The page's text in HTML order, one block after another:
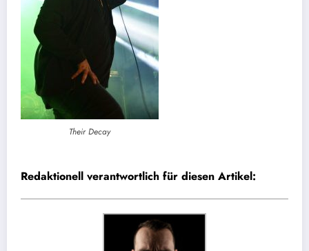
Their Decay
Redaktionell verantwortlich für diesen Artikel: